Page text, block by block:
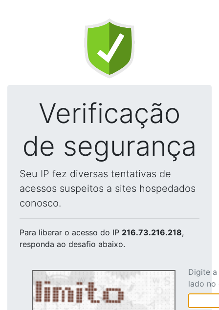
Verificação
de segurança
Seu IP fez diversas tentativas de
acessos suspeitos a sites hospedados
conosco.
Para liberar o acesso do IP 216.73.216.218,
responda ao desafio abaixo.
Digite
lado no